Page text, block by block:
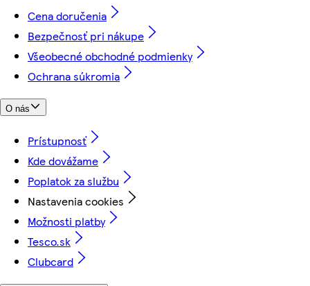
Cena doručenia
Bezpečnosť pri nákupe
Všeobecné obchodné podmienky
Ochrana súkromia
O nás
Prístupnosť
Kde dovážame
Poplatok za službu
Nastavenia cookies
Možnosti platby
Tesco.sk
Clubcard